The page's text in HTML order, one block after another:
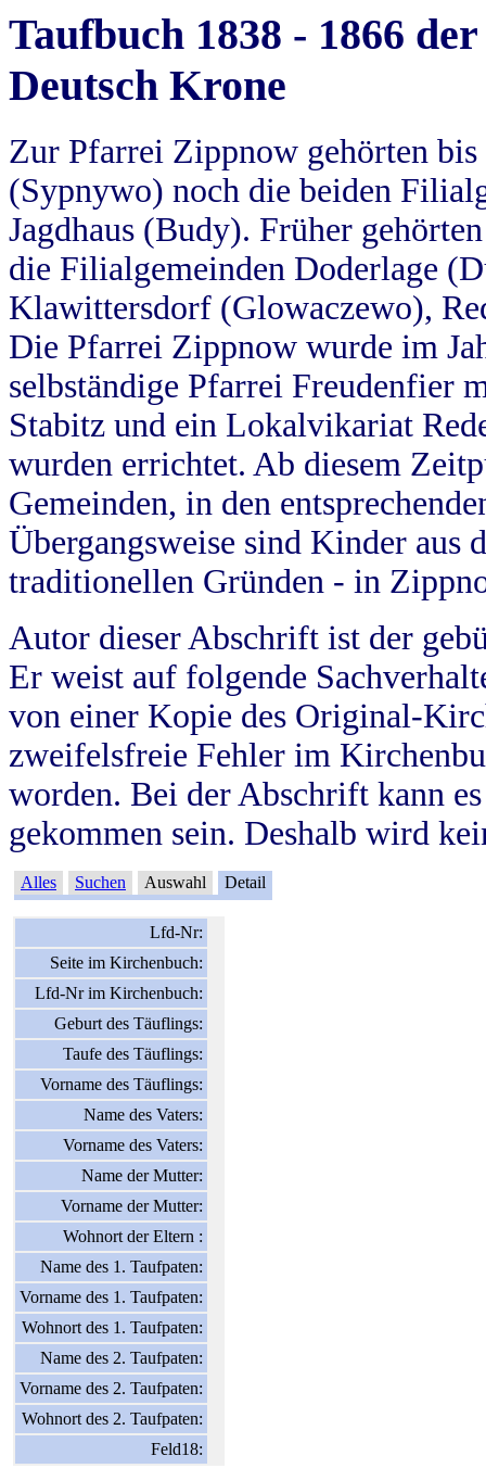
Taufbuch 1838 - 1866
Deutsch Krone
Zur Pfarrei Zippnow gehörten
(Sypnywo) noch die beiden
Jagdhaus (Budy). Früher
die Filialgemeinden Doderlage
Klawittersdorf (Glowaczewo),
Die Pfarrei Zippnow wurde im
selbständige Pfarrei Freudenfier
Stabitz und ein Lokalvikariat
wurden errichtet. Ab diesem
Gemeinden, in den
Übergangsweise sind Kinder aus
traditionellen Gründen - in
Autor dieser Abschrift ist der
Er weist auf folgende
von einer Kopie des Original-
zweifelsfreie Fehler im
worden. Bei der Abschrift kann
gekommen sein. Deshalb wird
Alles Suchen Auswahl Detail
Lfd-Nr:
Seite im Kirchenbuch:
Lfd-Nr im Kirchenbuch:
Geburt des Täuflings:
Taufe des Täuflings:
Vorname des Täuflings:
Name des Vaters:
Vorname des Vaters:
Name der Mutter:
Vorname der Mutter:
Wohnort der Eltern :
Name des 1. Taufpaten:
Vorname des 1. Taufpaten:
Wohnort des 1. Taufpaten:
Name des 2. Taufpaten:
Vorname des 2. Taufpaten:
Wohnort des 2. Taufpaten:
Feld18: